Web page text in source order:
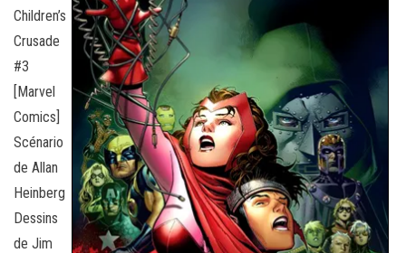
Children’s
Crusade
#3
[Marvel
Comics]
Scénario
de Allan
Heinberg
Dessins
de Jim